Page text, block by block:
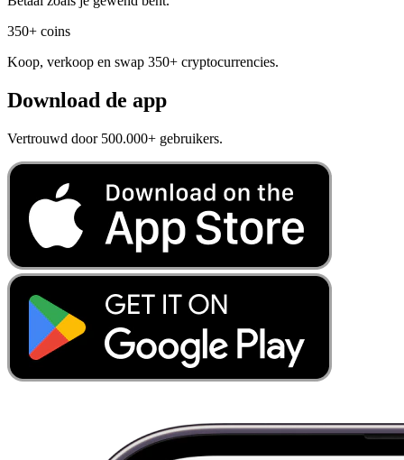
350+ coins
Koop, verkoop en swap 350+ cryptocurrencies.
Download de app
Vertrouwd door 500.000+ gebruikers.